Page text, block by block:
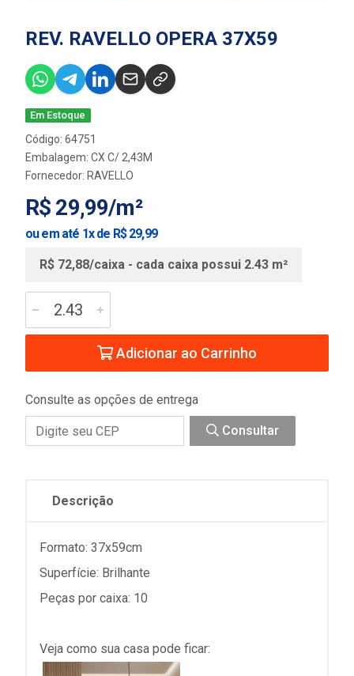
REV. RAVELLO OPERA 37X59
Em Estoque
Código: 64751
Embalagem: CX C/ 2,43M
Fornecedor: RAVELLO
R$ 29,99/m²
ou em até 1x de R$ 29,99
R$ 72,88/caixa - cada caixa possui 2.43 m²
Adicionar ao Carrinho
Consulte as opções de entrega
Consultar
Descrição
Formato: 37x59cm
Superfície: Brilhante
Peças por caixa: 10
Veja como sua casa pode ficar: